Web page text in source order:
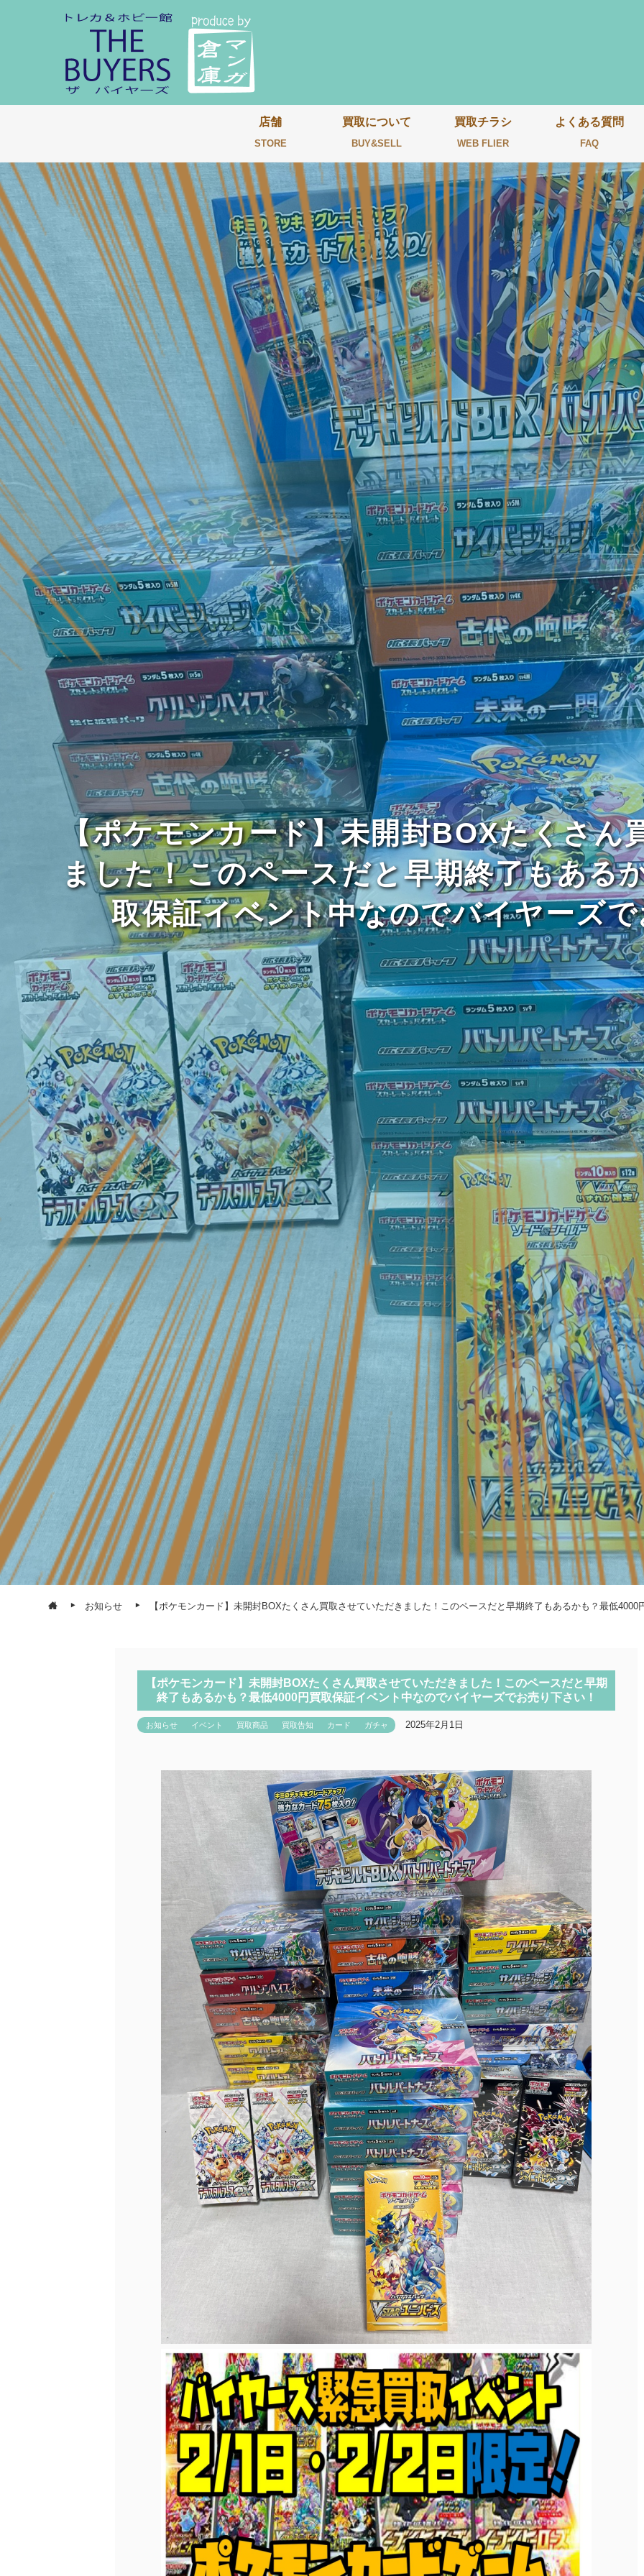
店舗
STORE
買取について
BUY&SELL
買取チラシ
WEB FLIER
よくある質問
FAQ
【ポケモンカード】未開封BOXたくさん
ました！このペースだと早期終了もある
取保証イベント中なのでバイヤーズ
お知らせ 【ポケモンカード】未開封BOXたくさん買取させていただきました！このペースだと早期終了もあるかも？最低
【ポケモンカード】未開封BOXたくさん買取させていただきました！このペースだと早期
終了もあるかも？最低4000円買取保証イベント中なのでバイヤーズでお売り下さい！
お知らせ イベント 買取商品 買取告知 カード ガチャ 2025年2月1日